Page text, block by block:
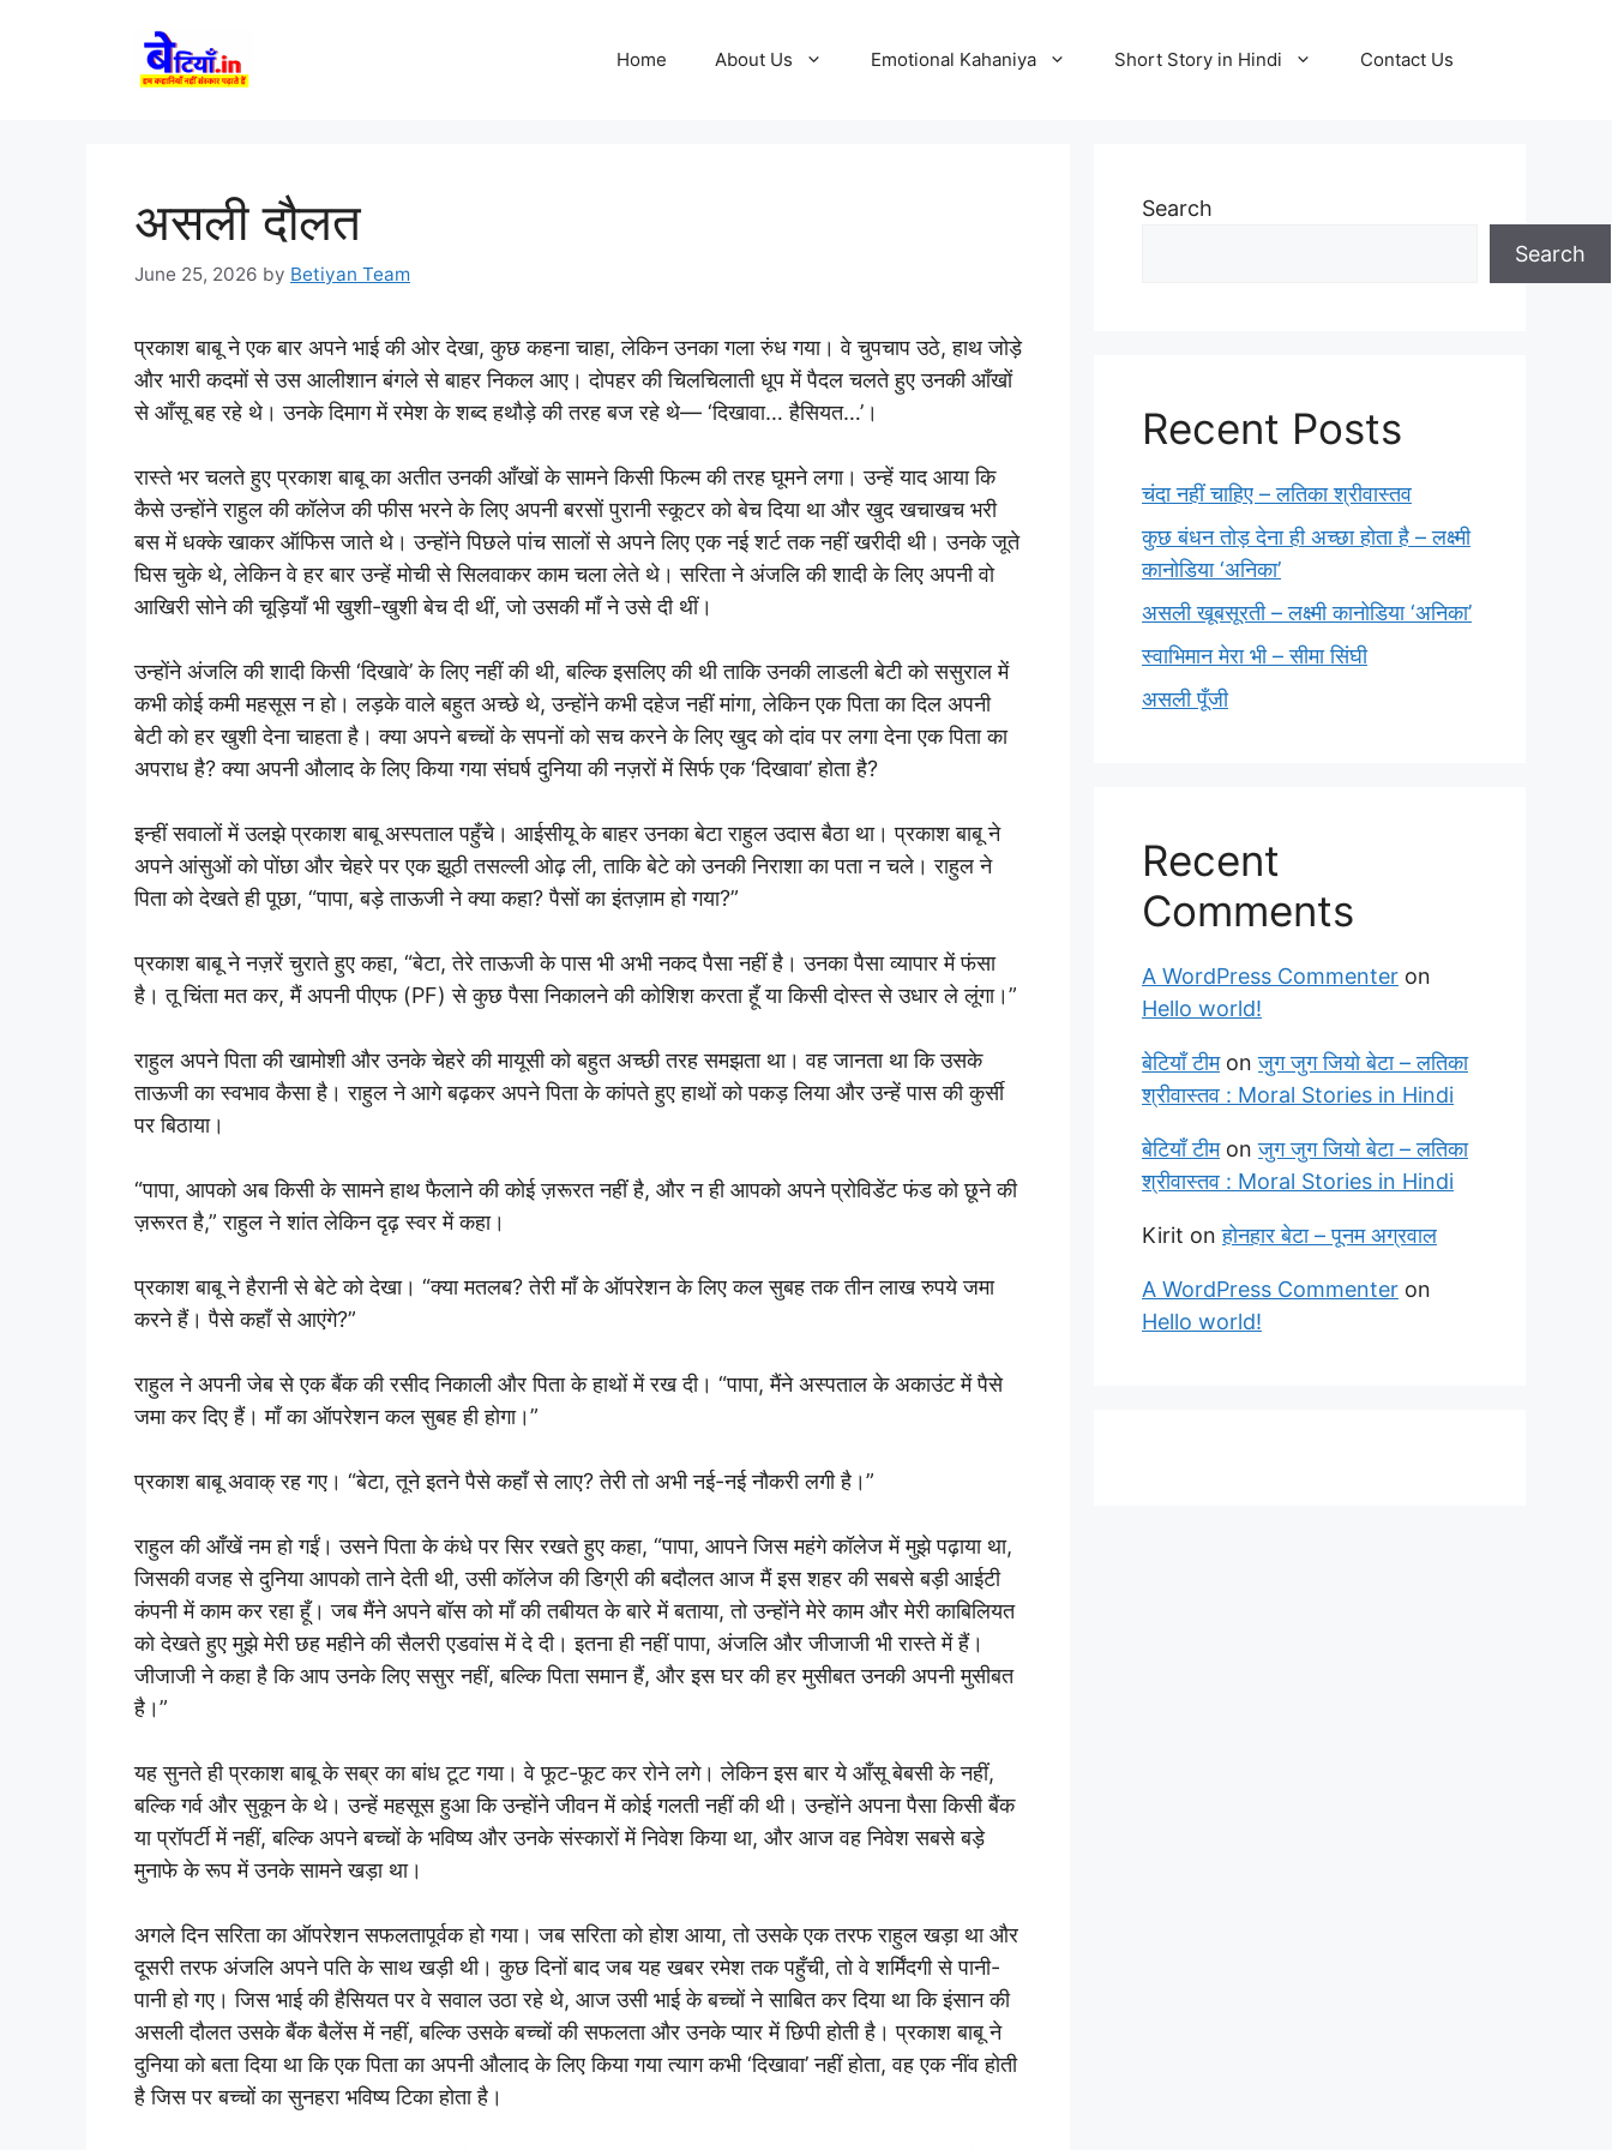
Home About Us Emotional Kahaniya Short Story in Hindi Contact Us
असली दौलत
June 25, 2026 by Betiyan Team
प्रकाश बाबू ने एक बार अपने भाई की ओर देखा, कुछ कहना चाहा, लेकिन उनका गला रुंध गया। वे चुपचाप उठे, हाथ जोड़े
और भारी कदमों से उस आलीशान बंगले से बाहर निकल आए। दोपहर की चिलचिलाती धूप में पैदल चलते हुए उनकी आँखों
से आँसू बह रहे थे। उनके दिमाग में रमेश के शब्द हथौड़े की तरह बज रहे थे— ‘दिखावा… हैसियत…’।
रास्ते भर चलते हुए प्रकाश बाबू का अतीत उनकी आँखों के सामने किसी फिल्म की तरह घूमने लगा। उन्हें याद आया कि
कैसे उन्होंने राहुल की कॉलेज की फीस भरने के लिए अपनी बरसों पुरानी स्कूटर को बेच दिया था और खुद खचाखच भरी
बस में धक्के खाकर ऑफिस जाते थे। उन्होंने पिछले पांच सालों से अपने लिए एक नई शर्ट तक नहीं खरीदी थी। उनके जूते
घिस चुके थे, लेकिन वे हर बार उन्हें मोची से सिलवाकर काम चला लेते थे। सरिता ने अंजलि की शादी के लिए अपनी वो
आखिरी सोने की चूड़ियाँ भी खुशी-खुशी बेच दी थीं, जो उसकी माँ ने उसे दी थीं।
उन्होंने अंजलि की शादी किसी ‘दिखावे’ के लिए नहीं की थी, बल्कि इसलिए की थी ताकि उनकी लाडली बेटी को ससुराल में
कभी कोई कमी महसूस न हो। लड़के वाले बहुत अच्छे थे, उन्होंने कभी दहेज नहीं मांगा, लेकिन एक पिता का दिल अपनी
बेटी को हर खुशी देना चाहता है। क्या अपने बच्चों के सपनों को सच करने के लिए खुद को दांव पर लगा देना एक पिता का
अपराध है? क्या अपनी औलाद के लिए किया गया संघर्ष दुनिया की नज़रों में सिर्फ एक ‘दिखावा’ होता है?
इन्हीं सवालों में उलझे प्रकाश बाबू अस्पताल पहुँचे। आईसीयू के बाहर उनका बेटा राहुल उदास बैठा था। प्रकाश बाबू ने
अपने आंसुओं को पोंछा और चेहरे पर एक झूठी तसल्ली ओढ़ ली, ताकि बेटे को उनकी निराशा का पता न चले। राहुल ने
पिता को देखते ही पूछा, “पापा, बड़े ताऊजी ने क्या कहा? पैसों का इंतज़ाम हो गया?”
प्रकाश बाबू ने नज़रें चुराते हुए कहा, “बेटा, तेरे ताऊजी के पास भी अभी नकद पैसा नहीं है। उनका पैसा व्यापार में फंसा
है। तू चिंता मत कर, मैं अपनी पीएफ (PF) से कुछ पैसा निकालने की कोशिश करता हूँ या किसी दोस्त से उधार ले लूंगा।”
राहुल अपने पिता की खामोशी और उनके चेहरे की मायूसी को बहुत अच्छी तरह समझता था। वह जानता था कि उसके
ताऊजी का स्वभाव कैसा है। राहुल ने आगे बढ़कर अपने पिता के कांपते हुए हाथों को पकड़ लिया और उन्हें पास की कुर्सी
पर बिठाया।
“पापा, आपको अब किसी के सामने हाथ फैलाने की कोई ज़रूरत नहीं है, और न ही आपको अपने प्रोविडेंट फंड को छूने की
ज़रूरत है,” राहुल ने शांत लेकिन दृढ़ स्वर में कहा।
प्रकाश बाबू ने हैरानी से बेटे को देखा। “क्या मतलब? तेरी माँ के ऑपरेशन के लिए कल सुबह तक तीन लाख रुपये जमा
करने हैं। पैसे कहाँ से आएंगे?”
राहुल ने अपनी जेब से एक बैंक की रसीद निकाली और पिता के हाथों में रख दी। “पापा, मैंने अस्पताल के अकाउंट में पैसे
जमा कर दिए हैं। माँ का ऑपरेशन कल सुबह ही होगा।”
प्रकाश बाबू अवाक् रह गए। “बेटा, तूने इतने पैसे कहाँ से लाए? तेरी तो अभी नई-नई नौकरी लगी है।”
राहुल की आँखें नम हो गईं। उसने पिता के कंधे पर सिर रखते हुए कहा, “पापा, आपने जिस महंगे कॉलेज में मुझे पढ़ाया था,
जिसकी वजह से दुनिया आपको ताने देती थी, उसी कॉलेज की डिग्री की बदौलत आज मैं इस शहर की सबसे बड़ी आईटी
कंपनी में काम कर रहा हूँ। जब मैंने अपने बॉस को माँ की तबीयत के बारे में बताया, तो उन्होंने मेरे काम और मेरी काबिलियत
को देखते हुए मुझे मेरी छह महीने की सैलरी एडवांस में दे दी। इतना ही नहीं पापा, अंजलि और जीजाजी भी रास्ते में हैं।
जीजाजी ने कहा है कि आप उनके लिए ससुर नहीं, बल्कि पिता समान हैं, और इस घर की हर मुसीबत उनकी अपनी मुसीबत
है।”
यह सुनते ही प्रकाश बाबू के सब्र का बांध टूट गया। वे फूट-फूट कर रोने लगे। लेकिन इस बार ये आँसू बेबसी के नहीं,
बल्कि गर्व और सुकून के थे। उन्हें महसूस हुआ कि उन्होंने जीवन में कोई गलती नहीं की थी। उन्होंने अपना पैसा किसी बैंक
या प्रॉपर्टी में नहीं, बल्कि अपने बच्चों के भविष्य और उनके संस्कारों में निवेश किया था, और आज वह निवेश सबसे बड़े
मुनाफे के रूप में उनके सामने खड़ा था।
अगले दिन सरिता का ऑपरेशन सफलतापूर्वक हो गया। जब सरिता को होश आया, तो उसके एक तरफ राहुल खड़ा था और
दूसरी तरफ अंजलि अपने पति के साथ खड़ी थी। कुछ दिनों बाद जब यह खबर रमेश तक पहुँची, तो वे शर्मिंदगी से पानी-
पानी हो गए। जिस भाई की हैसियत पर वे सवाल उठा रहे थे, आज उसी भाई के बच्चों ने साबित कर दिया था कि इंसान की
असली दौलत उसके बैंक बैलेंस में नहीं, बल्कि उसके बच्चों की सफलता और उनके प्यार में छिपी होती है। प्रकाश बाबू ने
दुनिया को बता दिया था कि एक पिता का अपनी औलाद के लिए किया गया त्याग कभी ‘दिखावा’ नहीं होता, वह एक नींव होती
है जिस पर बच्चों का सुनहरा भविष्य टिका होता है।
Search
Search
Recent Posts
चंदा नहीं चाहिए – लतिका श्रीवास्तव
कुछ बंधन तोड़ देना ही अच्छा होता है – लक्ष्मी
कानोडिया ‘अनिका’
असली खूबसूरती – लक्ष्मी कानोडिया ‘अनिका’
स्वाभिमान मेरा भी – सीमा सिंघी
असली पूँजी
Recent
Comments
A WordPress Commenter on
Hello world!
बेटियाँ टीमonजुग जुग जियो बेटा – लतिका
श्रीवास्तव : Moral Stories in Hindi
बेटियाँ टीमonजुग जुग जियो बेटा – लतिका
श्रीवास्तव : Moral Stories in Hindi
Kirit onहोनहार बेटा – पूनम अग्रवाल
A WordPress Commenter on
Hello world!